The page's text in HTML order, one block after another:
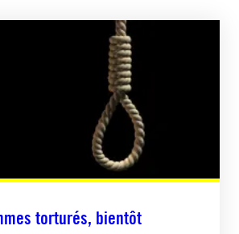
torturés, bientôt